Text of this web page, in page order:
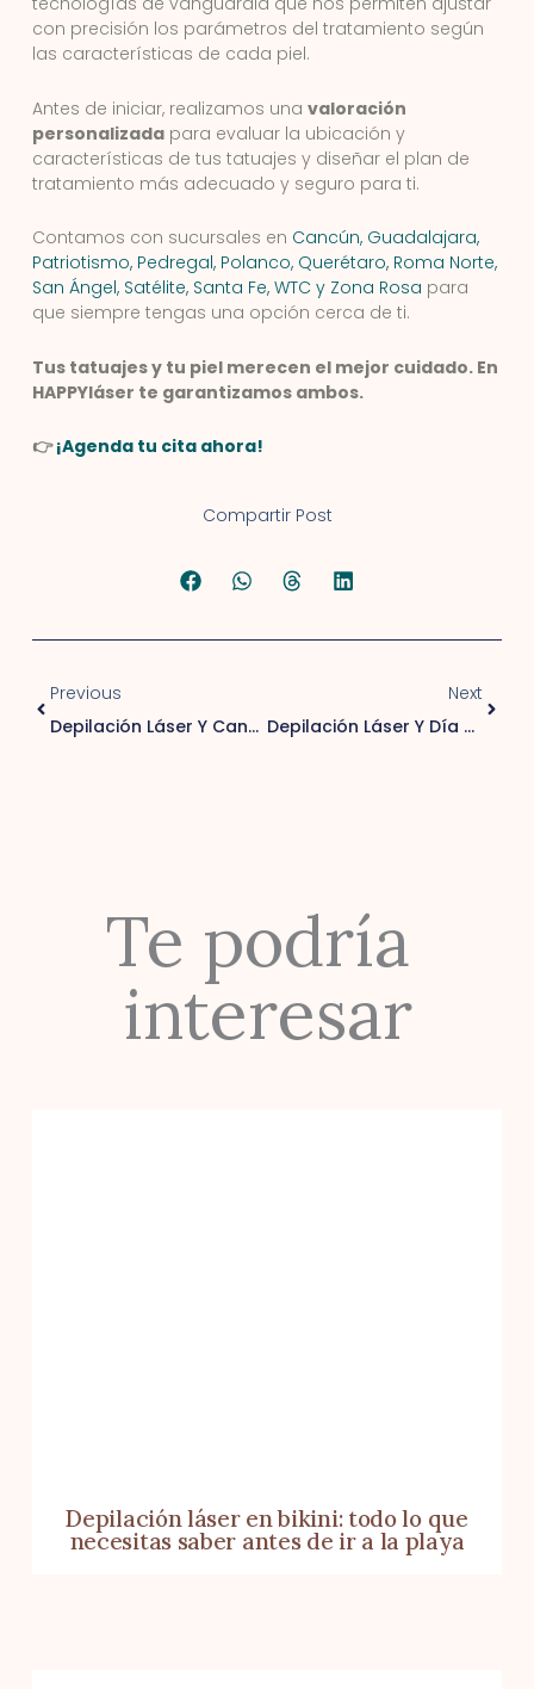
con precisión los parámetros del tratamiento según
las características de cada piel.
Antes de iniciar, realizamos una valoración
personalizadapara evaluar la ubicación y
características de tus tatuajes y diseñar el plan de
tratamiento más adecuado y seguro para ti.
Contamos con sucursales en Cancún, Guadalajara,
Patriotismo, Pedregal, Polanco, Querétaro, Roma Norte,
San Ángel, Satélite, Santa Fe, WTC y Zona Rosa para
que siempre tengas una opción cerca de ti.
Tus tatuajes y tu piel merecen el mejor cuidado. En
HAPPYláser te garantizamos ambos.
👉¡Agenda tu cita ahora!
Compartir Post
Previous
Depilación Láser Y Canas: Todo Lo Que Necesitas Saber
Next
Depilación Láser Y Día De Muertos En México: Guía Completa Para Lucir Piel Perfecta Con Maquillaje Y Disfraces
Te podría
interesar
Depilación láser en bikini: todo lo que
necesitas saber antes de ir a la playa